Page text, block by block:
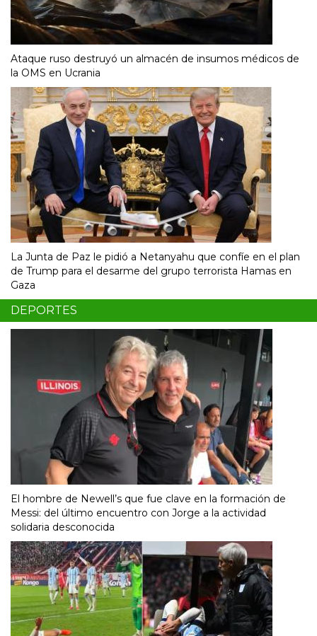
Ataque ruso destruyó un almacén de insumos médicos de
la OMS en Ucrania
La Junta de Paz le pidió a Netanyahu que confíe en el plan
de Trump para el desarme del grupo terrorista Hamas en
Gaza
DEPORTES
El hombre de Newell’s que fue clave en la formación de
Messi: del último encuentro con Jorge a la actividad
solidaria desconocida